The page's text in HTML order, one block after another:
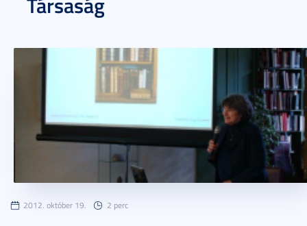
2012. október 19. 2 perc